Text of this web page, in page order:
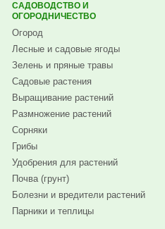
САДОВОДСТВО И
ОГОРОДНИЧЕСТВО
Огород
Лесные и садовые ягоды
Зелень и пряные травы
Садовые растения
Выращивание растений
Размножение растений
Сорняки
Грибы
Удобрения для растений
Почва (грунт)
Болезни и вредители растений
Парники и теплицы